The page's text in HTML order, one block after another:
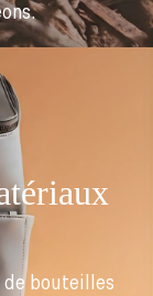
bouteilles